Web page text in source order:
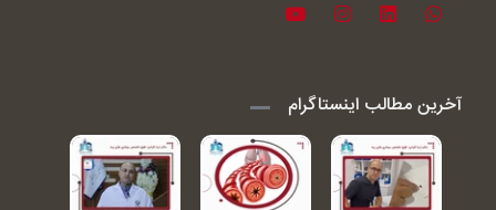
آخرین مطالب اینستاگرام